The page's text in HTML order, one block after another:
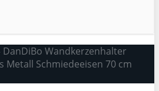
DanDiBo Wandkerzenhalter
Metall Schmiedeeisen 70 cm